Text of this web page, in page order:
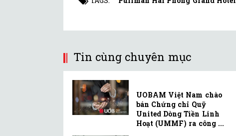
Tin cùng chuyên mục
UOBAM Việt Nam chào
bán Chứng chỉ Quỹ
United Dòng Tiền Linh
Hoạt (UMMF) ra công ...